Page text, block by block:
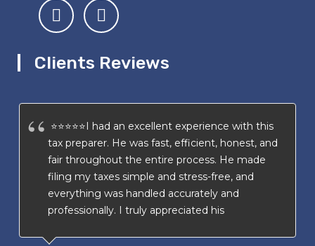
Clients Reviews
⭐⭐⭐⭐⭐I had an excellent experience with this
tax preparer. He was fast, efficient, honest, and
fair throughout the entire process. He made
filing my taxes simple and stress-free, and
everything was handled accurately and
professionally. I truly appreciated his